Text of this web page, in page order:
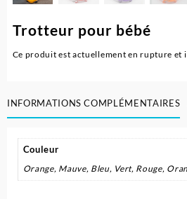
Trotteur pour bébé
Ce produit est actuellement en rupture et
INFORMATIONS COMPLÉMENTAIRES
Couleur
Orange, Mauve, Bleu, Vert, Rouge,